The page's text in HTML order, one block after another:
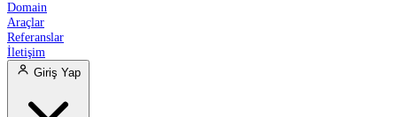
Domain
Araçlar
Referanslar
İletişim
Giriş Yap